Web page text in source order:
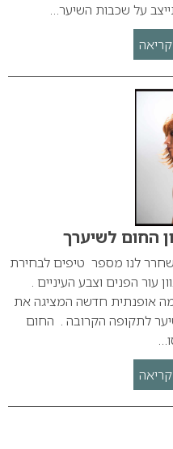
על שכבות השיער…
החום לשיערך
לנו מספר טיפים לבחירת
עור הפנים וצבע העיניים .
אופנתית חדשה המציגה את
לתקופה הקרובה . החום